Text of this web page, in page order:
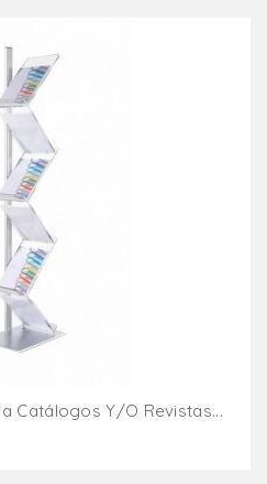
Catálogos Y/o Revistas...